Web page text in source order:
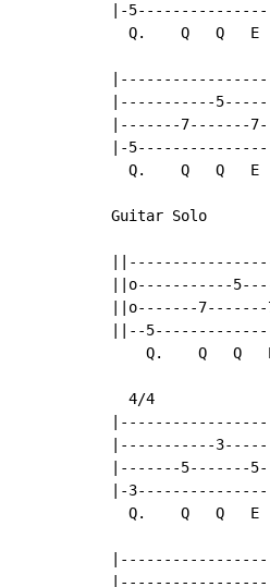
|-
Q.    Q   Q   E
|-----------
|-------7-------
|-
Q.    Q   Q   E
Guitar Solo
||o-----------
||o-------
||--
Q.    Q   Q
  4/4
|-----------
|-------5-------
|-
Q.    Q   Q   E